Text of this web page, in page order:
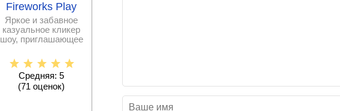
Fireworks Play
Яркое и забавное
казуальное кликер
шоу, приглашающее
команды по
Средняя: 5
(71 оценок)